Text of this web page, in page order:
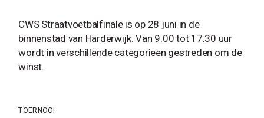
CWS Straatvoetbalfinale is op 28 juni in de
binnenstad van Harderwijk. Van 9.00 tot 17.30 uur
wordt in verschillende categorieen gestreden om de
winst.
TOERNOOI